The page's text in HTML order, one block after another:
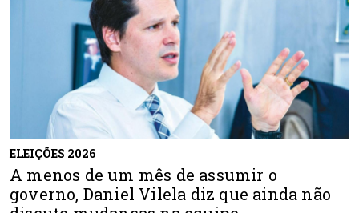
ELEIÇÕES 2026
A menos de um mês de assumir o
governo, Daniel Vilela diz que ainda não